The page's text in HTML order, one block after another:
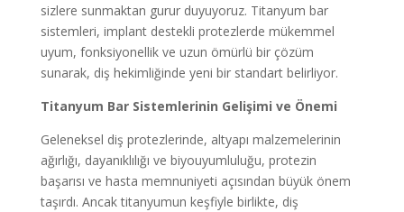
sizlere sunmaktan gurur duyuyoruz. Titanyum bar
sistemleri, implant destekli protezlerde mükemmel
uyum, fonksiyonellik ve uzun ömürlü bir çözüm
sunarak, diş hekimliğinde yeni bir standart belirliyor.
Titanyum Bar Sistemlerinin Gelişimi ve Önemi
Geleneksel diş protezlerinde, altyapı malzemelerinin
ağırlığı, dayanıklılığı ve biyouyumluluğu, protezin
başarısı ve hasta memnuniyeti açısından büyük önem
taşırdı. Ancak titanyumun keşfiyle birlikte, diş